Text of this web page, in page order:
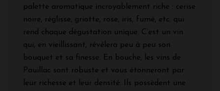
palette aromatique incroyablement riche : cerise
noire, réglisse, griotte, rose, iris, fumé, etc. qui
rend chaque dégustation unique. C’est un vin
qui, en vieillissant, révélera peu à peu son
bouquet et sa finesse. En bouche, les vins de
Pauillac sont robuste et vous étonneront par
leur richesse et leur densité. Ils possèdent une